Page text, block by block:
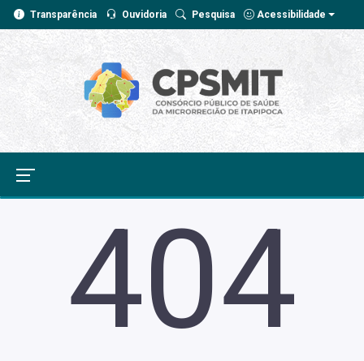
Transparência Ouvidoria Pesquisa Acessibilidade
404